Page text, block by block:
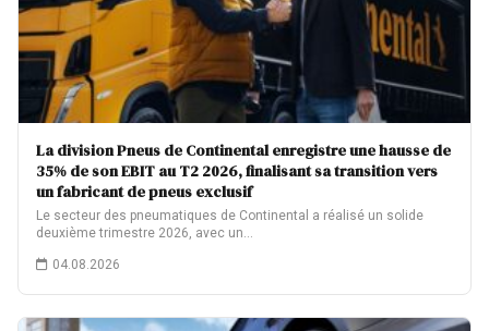
La division Pneus de Continental enregistre une hausse de
35% de son EBIT au T2 2026, finalisant sa transition vers
un fabricant de pneus exclusif
Le secteur des pneumatiques de Continental a réalisé un solide
deuxième trimestre 2026, avec un…
04.08.2026